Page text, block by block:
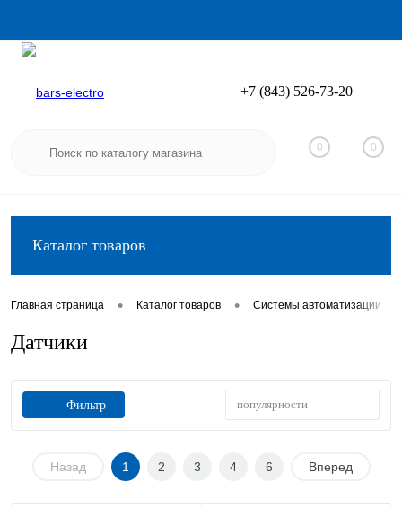
Вход
+7 (843) 526-73-20
0 0
Каталог товаров
Главная страница • Каталог товаров • Системы автоматизации
Датчики
Фильтр популярности
Назад 1 2 3 4 6 Вперед